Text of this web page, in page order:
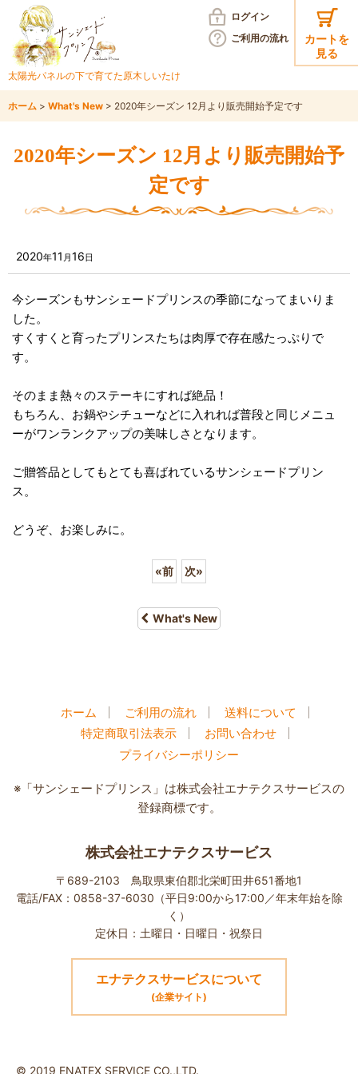
太陽光パネルの下で育てた原木しいたけ
カートを
見る
ログイン
ご利用の流れ
ホーム > What's New > 2020年シーズン 12月より販売開始予定です
2020年シーズン 12月より販売開始予
定です
2020年11 月16日
今シーズンもサンシェードプリンスの季節になってまいりま
した。
すくすくと育ったプリンスたちは肉厚で存在感たっぷりで
す。
そのまま熱々のステーキにすれば絶品！
もちろん、お鍋やシチューなどに入れれば普段と同じメニュ
ーがワンランクアップの美味しさとなります。
ご贈答品としてもとても喜ばれているサンシェードプリン
ス。
どうぞ、お楽しみに。
«前 次»
What's New
ホーム ご利用の流れ
送料について
特定商取引法表示
お問い合わせ
プライバシーポリシー
※「サンシェードプリンス」は株式会社エナテクスサービスの
登録商標です。
株式会社エナテクスサービス
〒689-2103 鳥取県東伯郡北栄町田井651番地1
電話/FAX：0858-37-6030（平日9:00から17:00／年末年始を除
く）
定休日：土曜日・日曜日・祝祭日
エナテクスサービスについて
(企業サイト)
© 2019 ENATEX SERVICE CO.,LTD.